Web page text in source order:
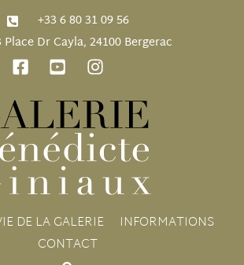
‭+33 6 80 31 09 56‬
Place Dr Cayla, 24100 Bergerac
DE LA GALERIE
INFORMATIONS
CONTACT